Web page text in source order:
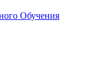
Обучения